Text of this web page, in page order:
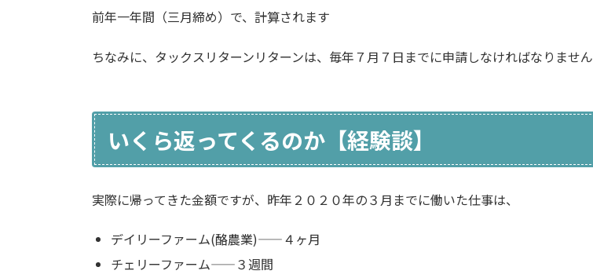
前年一年間（三月締め）で、 計算されます
ちなみに、タックスリターンリターンは、毎年７月７ 日までに申請しなければなりません
いくら返ってくるのか【経験談】
実際に帰ってきた金額ですが、昨年２０２０年の３ 月までに働いた仕事は、
デイリーファーム(酪農業)——４ ヶ月
チェリーファーム——３ 週間